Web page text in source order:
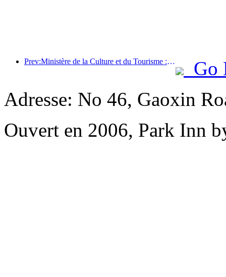
Prev:Ministère de la Culture et du Tourisme : Renforcer la gestion de la qualité des attractions touristiques et améliorer le niveau de service des sites pittoresques
Go
Adresse: No 46, Gaoxin
Ouvert en 2006, Park Inn